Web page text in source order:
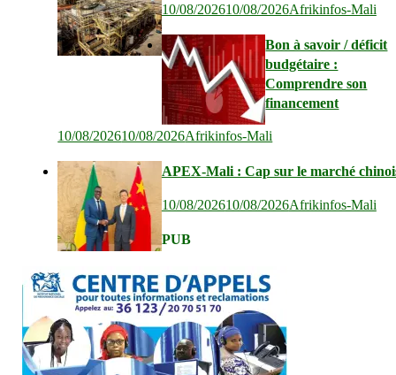
10/08/202610/08/2026Afrikinfos-Mali
Bon à savoir / déficit
budgétaire :
Comprendre son
financement
10/08/202610/08/2026Afrikinfos-Mali
APEX-Mali : Cap sur le marché
10/08/202610/08/2026Afrikinfos-Mali
PUB